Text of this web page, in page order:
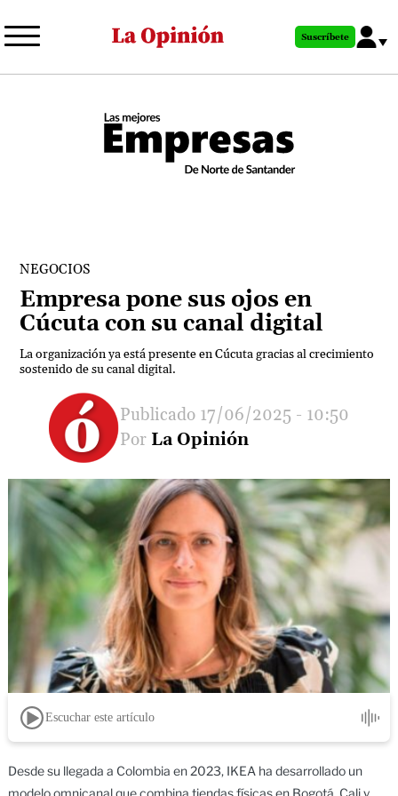
al
principal
Suscríbete
NEGOCIOS
Empresa pone sus ojos en
Cúcuta con su canal digital
La organización ya está presente en Cúcuta gracias al crecimiento
sostenido de su canal digital.
17/06/2025 - 10:50
La Opinión
Escuchar este artículo
Desde su llegada a Colombia en 2023, IKEA ha desarrollado un